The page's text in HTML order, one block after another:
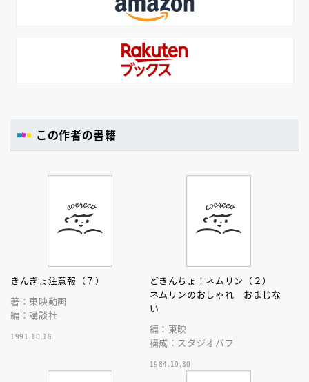
この作者の書籍
きんぎょ注意報（７）
著：東映動画
編：講談社
1991.10.18
どきんちょ！ネムリン（２）
ネムリンのおしゃれ おまじな
い
編：東映
構成：スタジオパフ
1984.10.30